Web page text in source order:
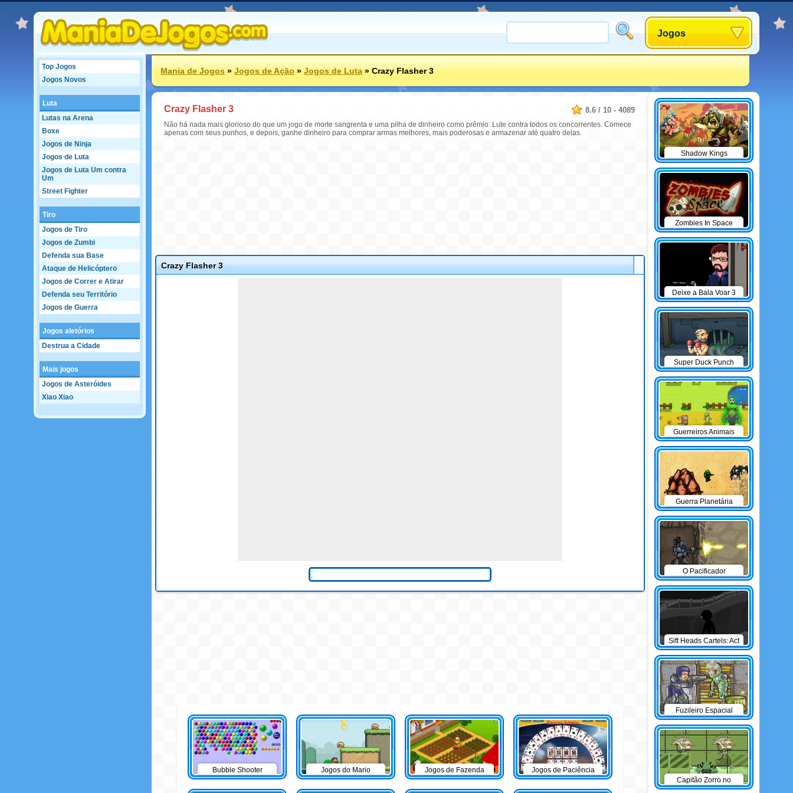
Jogos
Top Jogos
Jogos Novos
Luta
Lutas na Arena
Boxe
Jogos de Ninja
Jogos de Luta
Jogos de Luta Um contra
Um
Street Fighter
Tiro
Jogos de Tiro
Jogos de Zumbi
Defenda sua Base
Ataque de Helicóptero
Jogos de Correr e Atirar
Defenda seu Território
Jogos de Guerra
Jogos aletórios
Destrua a Cidade
Mais jogos
Jogos de Asteróides
Xiao Xiao
Mania de Jogos»Jogos de Ação»Jogos de Luta»Crazy Flasher 3
8.6 / 10 - 4089
Crazy Flasher 3
Não há nada mais glorioso do que um jogo de morte sangrenta e uma pilha de dinheiro como prêmio. Lute contra todos os concorrentes. Comece
apenas com seus punhos, e depois, ganhe dinheiro para comprar armas melhores, mais poderosas e armazenar até quatro delas.
Crazy Flasher 3
Bubble Shooter Jogos do Mario Jogos de Fazenda Jogos de Paciência
Shadow Kings
Zombies In Space
Deixe a Bala Voar 3
Super Duck Punch
Guerreiros Animais
Guerra Planetária
O Pacificador
Sift Heads Cartels: Act
1
Fuzileiro Espacial
Capitão Zorro no
Planeta Oxidado